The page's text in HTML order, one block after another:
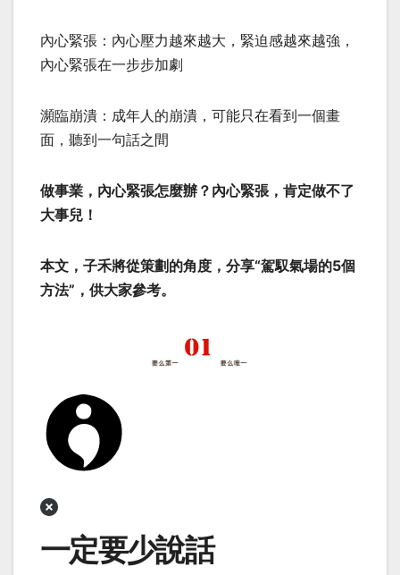
內心緊張：內心壓力越來越大，緊迫感越來越強，
內心緊張在一步步加劇
瀕臨崩潰：成年人的崩潰，可能只在看到一個畫
面，聽到一句話之間
做事業，內心緊張怎麼辦？內心緊張，肯定做不了
大事兒！
本文，子禾將從策劃的角度，分享“駕馭氣場的5個
方法”，供大家參考。
一定要少說話